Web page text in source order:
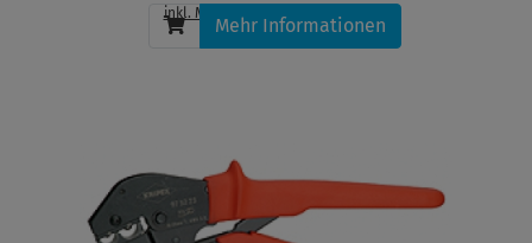
inkl. MwSt. , zzgl. Versandkosten
Mehr Informationen